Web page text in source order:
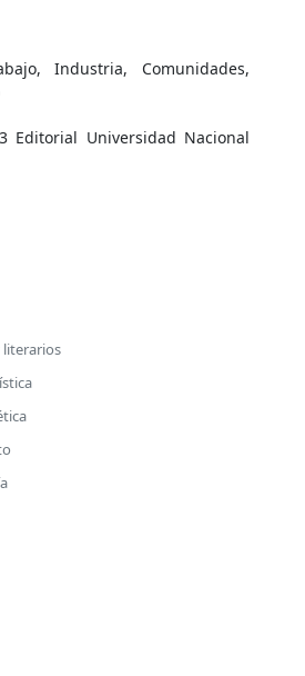
Industria, Comunidades,
Editorial Universidad Nacional
literarios